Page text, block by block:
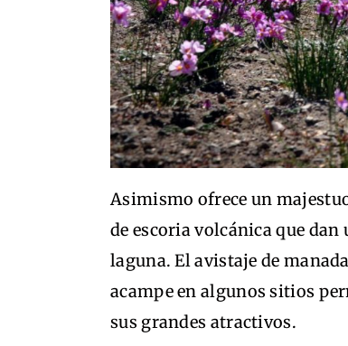
Asimismo ofrece un
de escoria volcánica que
laguna. El avistaje de
acampe en algunos sitios
sus grandes atractivos.